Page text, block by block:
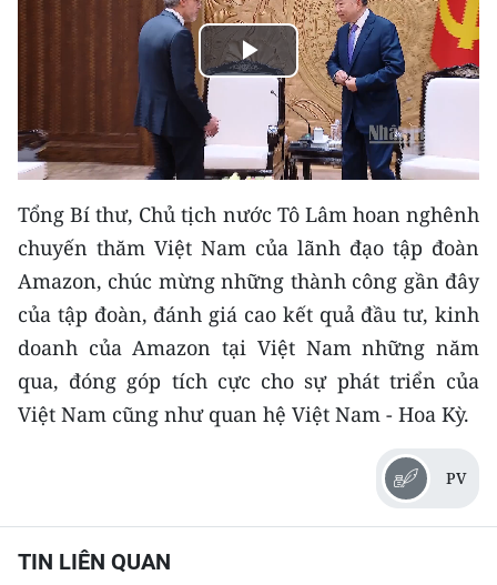
KHOA HỌC - CÔNG NGHỆ
MÔI TRƯỜNG
BẠN ĐỌC
KIỂM CHỨNG THÔNG TIN
TRI THỨC CHUYÊN SÂU
54 DÂN TỘC VIỆT NAM
CHƯƠNG TRÌNH OCOP - MỖI XÃ
MỘT SẢN PHẨM
RADIO
Play
Video
Tổng Bí thư, Chủ tịch nước Tô Lâm hoan nghênh
chuyến thăm Việt Nam của lãnh đạo tập đoàn
Amazon, chúc mừng những thành công gần đây
của tập đoàn, đánh giá cao kết quả đầu tư, kinh
doanh của Amazon tại Việt Nam những năm
qua, đóng góp tích cực cho sự phát triển của
Việt Nam cũng như quan hệ Việt Nam - Hoa Kỳ.
PV
TIN LIÊN QUAN